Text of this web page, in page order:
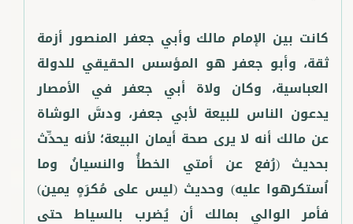
كانت بين الإمام مالك وأبي جعفر المنصور أزمة
ثقة، وأبو جعفر هو المؤسس الحقيقي للدولة
العباسية، وكان ولاة أبي جعفر في الأمصار
يدعون الناس للبيعة لأبي جعفر، ودسَّ الوشاة
عن مالك أنه لا يرى صحة أيمان البيعة؛ لأنه يحدِّث
بحديث (رُفع عن أمتي الخطأُ والنسيانُ وما
اُستكرهوا عليه) وحديث (ليس على مُكرَهٍ يمين)
فأمر الوالي بمالك أن يُضرب بالسياط حتى